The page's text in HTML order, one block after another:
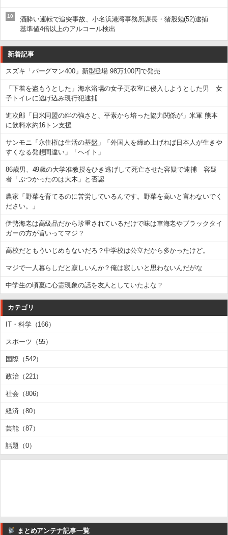
10
酒酔い運転で追突事故、小名浜港湾事務所課長・猪股勉(52)逮捕
基準値4倍以上のアルコール検出
新着記事
スズキ「バーグマン400」新型登場 98万100円で発売
「下着を盗もうとした」海水浴場の女子更衣室に侵入しようとした男 女
子トイレに逃げ込み現行犯逮捕
進次郎「日米同盟の絆の強さと、平素から培った協力関係が」米軍 熊本
に飲料水約16トン支援
サンモニ「永住権は生活の基盤」「外国人を締め上げれば日本人が生きや
すくなる発想間違い」「ヘイト」
86歳男、49歳の大学准教授をひき逃げして死亡させた容疑で逮捕 容疑
者「ぶつかったのは大木」と否認
農家「野菜を育てるのに苦労しているんです。野菜を高いと言わないでく
ださい。」
伊勢海老は高級品だから珍重されているだけで味は車海老やブラックタイ
ガーの方が旨いってマジ？
高校だともういじめもないだろ？中学校は公立だから多かったけど。
マジで一人暮らしだと寂しいんか？俺は寂しいと思わないんだがな
中学生の頃夏に心霊現象の話を友人としていたよな？
カテゴリ
IT・科学（166）
スポーツ（55）
国際（542）
政治（221）
社会（806）
経済（80）
芸能（87）
話題（0）
まとめアンテナ記事一覧